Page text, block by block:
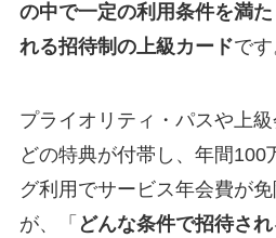
の中で一定の利用条件を満
れる招待制の上級カードです
プライオリティ・パスや上
どの特典が付帯し、年間100
グ利用でサービス年会費が
が、「 どんな条件で招待さ